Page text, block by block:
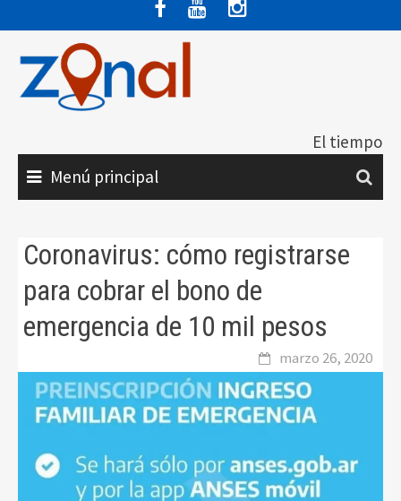
contenido
El tiempo
Menú principal
Coronavirus: cómo registrarse
para cobrar el bono de
emergencia de 10 mil pesos
marzo 26, 2020